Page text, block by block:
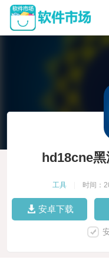
hd18cne
工具 时间：
安卓下载